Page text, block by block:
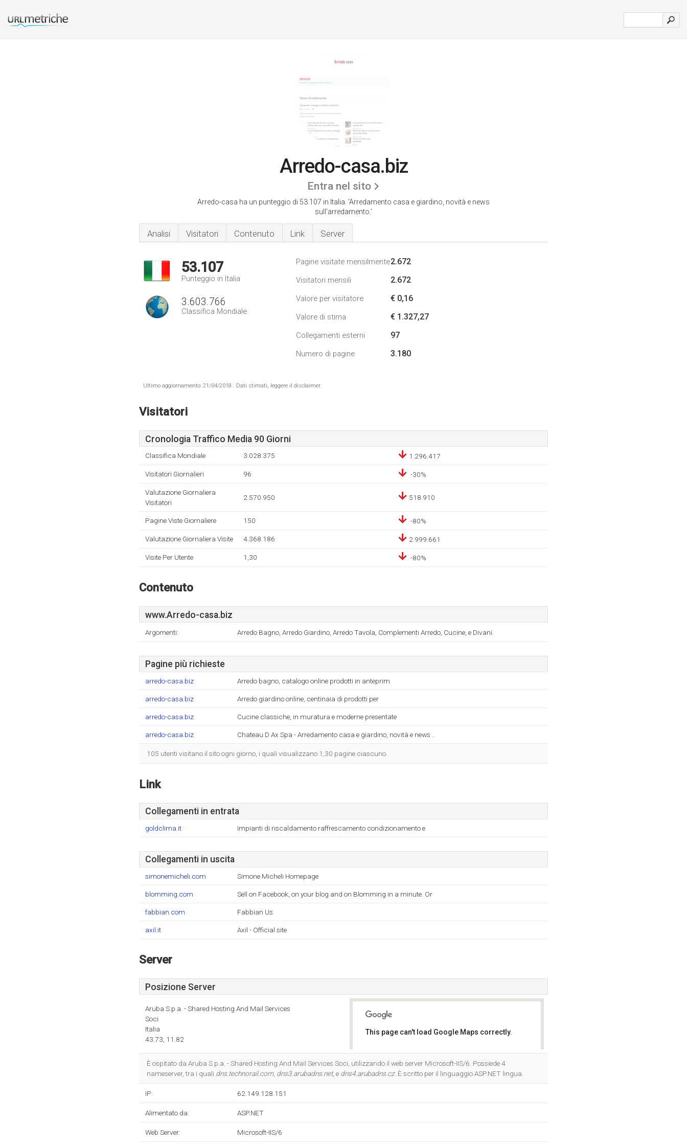
Arredo-casa.biz
Entra nel sito
Arredo-casa ha un punteggio di 53.107 in Italia. 'Arredamento casa e giardino, novità e news
sull'arredamento.'
Analisi Visitatori Contenuto Link Server
53.107
Punteggio in Italia
3.603.766
Classifica Mondiale
Pagine visitate mensilmente2.672
Visitatori mensili 2.672
Valore per visitatore € 0,16
Valore di stima € 1.327,27
Collegamenti esterni 97
Numero di pagine 3.180
Ultimo aggiornamento: 21/04/2018 . Dati stimati, leggere il disclaimer.
Visitatori
Cronologia Traffico Media 90 Giorni
Classifica Mondiale 3.028.375 1.296.417
Visitatori Giornalieri 96 -30%
Valutazione Giornaliera
Visitatori
2.570.950 518.910
Pagine Viste Giornaliere 150 -80%
Valutazione Giornaliera Visite 4.368.186 2.999.661
Visite Per Utente 1,30 -80%
Contenuto
www.Arredo-casa.biz
Argomenti: Arredo Bagno, Arredo Giardino, Arredo Tavola, Complementi Arredo, Cucine, e Divani.
Pagine più richieste
arredo-casa.biz Arredo bagno, catalogo online prodotti in anteprim
arredo-casa.biz Arredo giardino online, centinaia di prodotti per
arredo-casa.biz Cucine classiche, in muratura e moderne presentate
arredo-casa.biz Chateau D Ax Spa - Arredamento casa e giardino, novità e news ..
105 utenti visitano il sito ogni giorno, i quali visualizzano 1,30 pagine ciascuno.
Link
Collegamenti in entrata
goldclima.it Impianti di riscaldamento raffrescamento condizionamento e
Collegamenti in uscita
simonemicheli.com Simone Micheli Homepage
blomming.com Sell on Facebook, on your blog and on Blomming in a minute. Or
fabbian.com Fabbian Us
axil.it Axil - Official site
Server
Posizione Server
Aruba S.p.a. - Shared Hosting And Mail Services
Soci
Italia
43.73, 11.82
This page can't load Google Maps correctly.
È ospitato da Aruba S.p.a. - Shared Hosting And Mail Services Soci, utilizzando il web server Microsoft-IIS/6. Possiede 4
nameserver, tra i quali dns.technorail.com, dns3.arubadns.net, e dns4.arubadns.cz. È scritto per il linguaggio ASP.NET lingua.
IP: 62.149.128.151
Alimentato da: ASP.NET
Web Server: Microsoft-IIS/6